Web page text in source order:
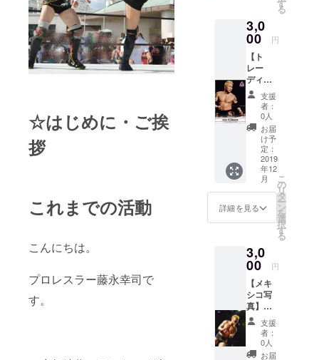
☆はじめに・ご挨
拶
これまでの活動
こんにちは。
プロレスラー藤永幸司で
す。
KOBE ALIVE
にてKOBEメ
リケンパー
クでウォー
ターフロン
ト初の
リング
ソウル20周
年記念｢メリ
ケンパーク
プロレス
フェス｣を開
催。
6500人
の観衆を集
2020年 コ
ロナ禍によ
り大会の延
す
る
3,0
00 円
【ト
レー
ディン
グカー
ド 】
3000円
カス野
郎プロ
レスに
参戦し
ている
プロレ
スラー
の非売
品ト
グカー
ドをラ
ンダム
に提供
支援
者：
0人
お届
け予
定：
2019
年12
月
詳細を見る
こ
の
リ
タ
ー
ン
を
選
択
す
る
3,0
00 円
【メキ
シコ写
真】
3000円
メキシ
コ旅の
印象に
支援
者：
0人
お届